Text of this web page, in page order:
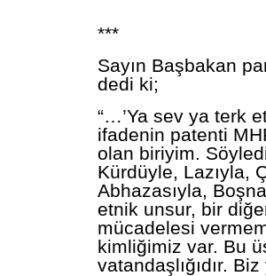
***
Sayın Başbakan
dedi ki;
“…’Ya sev ya terk
ifadenin patenti
olan biriyim.
Kürdüyle, Lazıyla,
Abhazasıyla,
etnik unsur, bir
mücadelesi
kimliğimiz var. Bu
vatandaşlığıdır.